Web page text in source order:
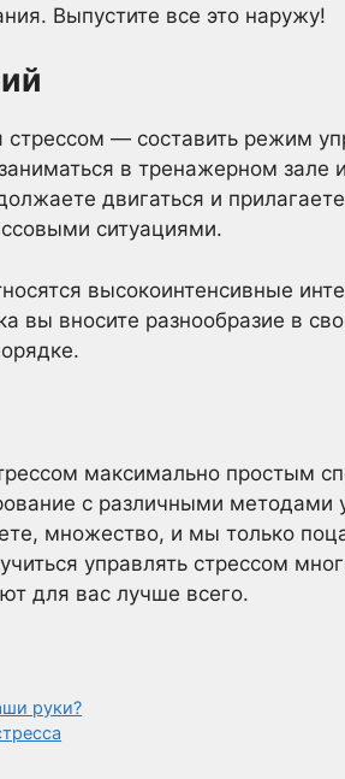
Выпустите все это наружу!
— составить режим
в тренажерном зале
двигаться и
ситуациями.
высокоинтенсивные
вы вносите разнообразие в
максимально простым
с различными методами
множество, и мы только
управлять стрессом
для вас лучше всего.
руки?